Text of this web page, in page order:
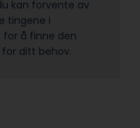
kan forvente av
tingene i
for å finne den
ditt behov.